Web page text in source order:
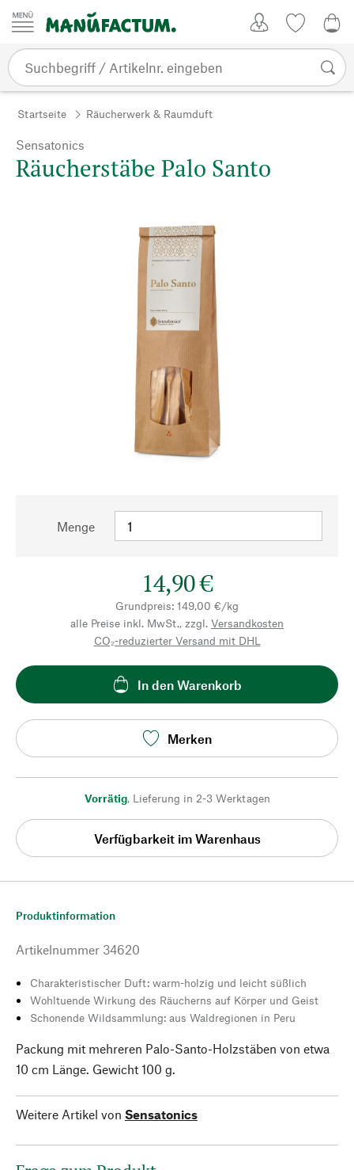
Zum Inhalt springen
Startseite Räucherwerk & Raumduft
Sensatonics
Räucherstäbe Palo Santo
Menge
14,90 €
Grundpreis: 149,00 €/kg
alle Preise inkl. MwSt., zzgl. Versandkosten
CO₂-reduzierter Versand mit DHL
In den Warenkorb
Merken
Vorrätig, Lieferung in 2-3 Werktagen
Verfügbarkeit im Warenhaus
Produktinformation
Artikelnummer 34620
Charakteristischer Duft: warm-holzig und leicht süßlich
Wohltuende Wirkung des Räucherns auf Körper und Geist
Schonende Wildsammlung: aus Waldregionen in Peru
Packung mit mehreren Palo-Santo-Holzstäben von etwa
10 cm Länge. Gewicht 100 g.
Weitere Artikel von Sensatonics